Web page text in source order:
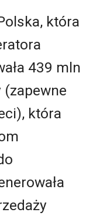
która
439 mln
(zapewne
która